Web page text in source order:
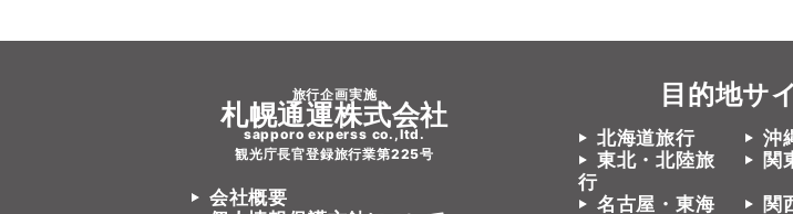
旅行企画実施
札幌通運株式会社
sapporo experss co.,ltd.
観光庁長官登録旅行業第225号
会社概要
目的地サ
北海道旅行
沖
東北・北陸旅
行
関
名古屋・東海
関